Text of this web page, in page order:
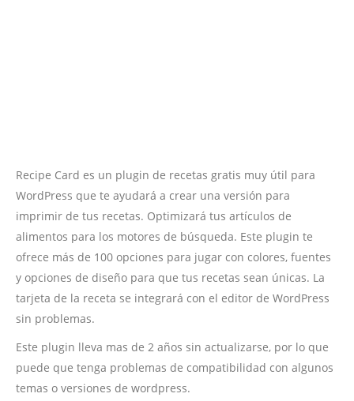
Recipe Card es un plugin de recetas gratis muy útil para
WordPress que te ayudará a crear una versión para
imprimir de tus recetas. Optimizará tus artículos de
alimentos para los motores de búsqueda. Este plugin te
ofrece más de 100 opciones para jugar con colores, fuentes
y opciones de diseño para que tus recetas sean únicas. La
tarjeta de la receta se integrará con el editor de WordPress
sin problemas.
Este plugin lleva mas de 2 años sin actualizarse, por lo que
puede que tenga problemas de compatibilidad con algunos
temas o versiones de wordpress.